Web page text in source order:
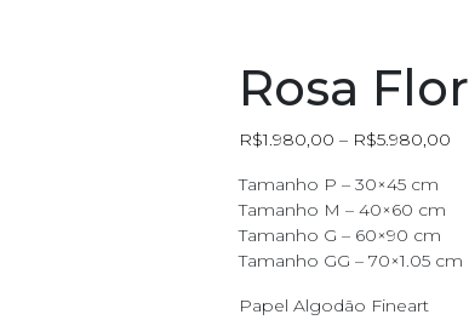
Rosa Flor
R$1.980,00 – R$5.980,00
Tamanho P – 30×45 cm
Tamanho M – 40×60 cm
Tamanho G – 60×90 cm
Tamanho GG – 70×1.05 cm
Papel Algodão Fineart